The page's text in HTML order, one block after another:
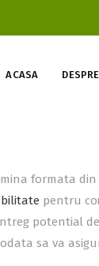
ACASA
formata
pentru
potential
sa va